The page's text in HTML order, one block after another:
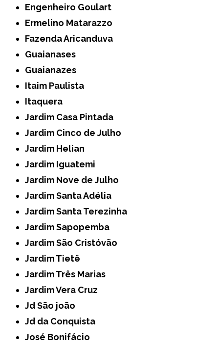
Engenheiro Goulart
Ermelino Matarazzo
Fazenda Aricanduva
Guaianases
Guaianazes
Itaim Paulista
Itaquera
Jardim Casa Pintada
Jardim Cinco de Julho
Jardim Helian
Jardim Iguatemi
Jardim Nove de Julho
Jardim Santa Adélia
Jardim Santa Terezinha
Jardim Sapopemba
Jardim São Cristóvão
Jardim Tietê
Jardim Três Marias
Jardim Vera Cruz
Jd São joão
Jd da Conquista
José Bonifácio